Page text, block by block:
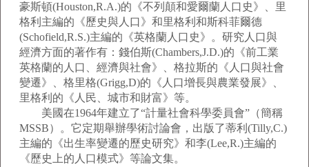
豪斯頓(Houston,R.A.)的《不列顛和愛爾蘭人口史》、里
格利主編的《歷史與人口》和里格利和斯科菲爾德
(Schofield,R.S.)主編的《英格蘭人口史》。研究人口與
經濟方面的著作有：錢伯斯(Chambers,J.D.)的《前工業
英格蘭的人口、經濟與社會》、格拉斯的《人口與社會
變遷》、格里格(Grigg,D)的《人口增長與農業發展》、
里格利的《人民、城市和財富》等。
美國在1964年建立了“計量社會科學委員會”（簡稱
MSSB）。它定期舉辦學術討論會，出版了蒂利(Tilly,C.)
主編的《出生率變遷的歷史研究》和李(Lee,R.)主編的
《歷史上的人口模式》等論文集。